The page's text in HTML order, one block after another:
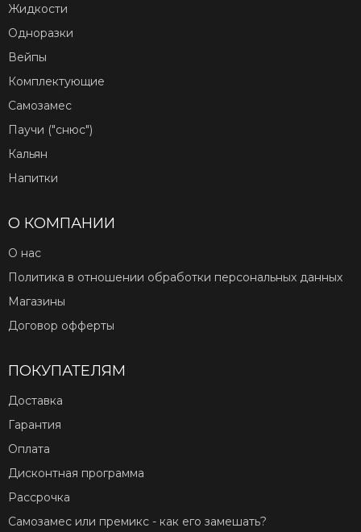
Жидкости
Одноразки
Вейпы
Комплектующие
Самозамес
Паучи ("снюс")
Кальян
Напитки
О КОМПАНИИ
О нас
Политика в отношении обработки персональных данных
Магазины
Договор офферты
ПОКУПАТЕЛЯМ
Доставка
Гарантия
Оплата
Дисконтная программа
Рассрочка
Самозамес или премикс - как его замешать?